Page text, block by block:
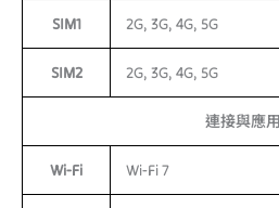
SIM1 2G, 3G, 4G, 5G
SIM2 2G, 3G, 4G, 5G
連接與應用
Wi-Fi Wi-Fi 7